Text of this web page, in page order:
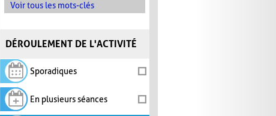
Voir tous les mots-clés
DÉROULEMENT DE L'ACTIVITÉ
Sporadiques
En plusieurs séances